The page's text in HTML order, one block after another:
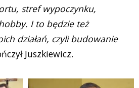
stref wypoczynku,
I to będzie też
działań, czyli budowanie
Juszkiewicz.